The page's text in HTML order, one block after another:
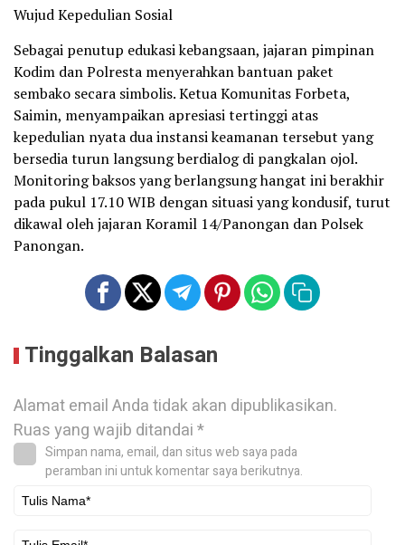
Wujud Kepedulian Sosial
Sebagai penutup edukasi kebangsaan, jajaran pimpinan
Kodim dan Polresta menyerahkan bantuan paket
sembako secara simbolis. Ketua Komunitas Forbeta,
Saimin, menyampaikan apresiasi tertinggi atas
kepedulian nyata dua instansi keamanan tersebut yang
bersedia turun langsung berdialog di pangkalan ojol.
Monitoring baksos yang berlangsung hangat ini berakhir
pada pukul 17.10 WIB dengan situasi yang kondusif, turut
dikawal oleh jajaran Koramil 14/Panongan dan Polsek
Panongan.
Tinggalkan Balasan
Alamat email Anda tidak akan dipublikasikan.
Ruas yang wajib ditandai*
Simpan nama, email, dan situs web saya pada
peramban ini untuk komentar saya berikutnya.